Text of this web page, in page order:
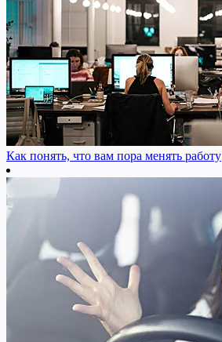
Как понять, что вам пора менять работу